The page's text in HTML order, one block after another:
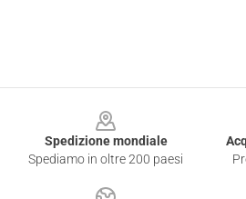
Spedizione mondiale
Spediamo in oltre 200 paesi